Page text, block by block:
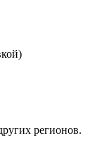
регионов.